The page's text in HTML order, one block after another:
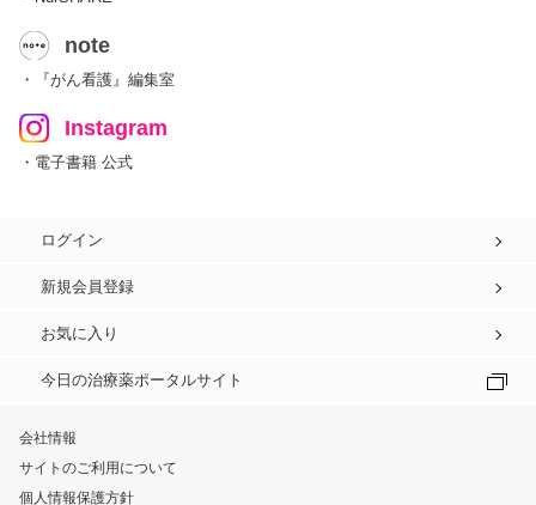
note
・『がん看護』編集室
Instagram
・電子書籍 公式
ログイン
新規会員登録
お気に入り
今日の治療薬ポータルサイト
会社情報
サイトのご利用について
個人情報保護方針